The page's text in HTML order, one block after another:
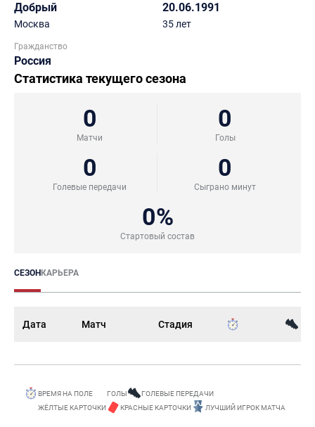
Добрый
Москва
20.06.1991
35 лет
Гражданство
Россия
Статистика текущего сезона
0
Матчи
0
Голы
0
Голевые передачи
0
Сыграно минут
0%
Стартовый состав
СЕЗОНКАРЬЕРА
Дата Матч Стадия
ВРЕМЯ НА ПОЛЕ ГОЛЫ
ГОЛЕВЫЕ ПЕРЕДАЧИ
ЖЁЛТЫЕ КАРТОЧКИ
КРАСНЫЕ КАРТОЧКИ ЛУЧШИЙ ИГРОК МАТЧА